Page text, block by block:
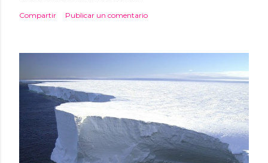
Compartir Publicar un comentario